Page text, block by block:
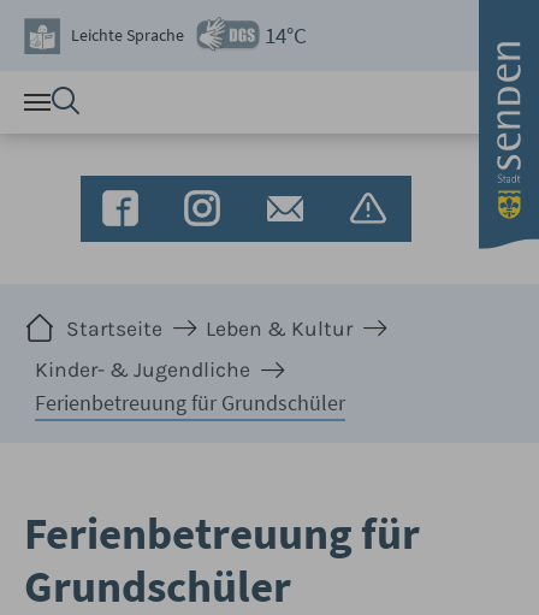
Zum Hauptinhalt springen
Leichte Sprache 14°C
Startseite
Leben & Kultur
Kinder- & Jugendliche
Ferienbetreuung für Grundschüler
Ferienbetreuung für
Grundschüler